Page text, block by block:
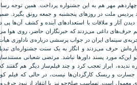
مهر هم به این جشنواره پرداخت. همین توجه
ملت در روزهای پنجشنبه و جمعه رونق بگیرد.
آثار و ملاقات با استعدادهای آینده و کشف آن‌ها پی
داغی می‌زدند که خبرنگاران حاضر، روی هوا
سینمای ایران در جواب پرسشی درباره‌ی ناداوری
حرف می‌زدند و انگار به یک سنت جشنواره‌ای
این‌که مورد پسند داورها نباشد. مرتضی شعبانی
ندیده، ابراز تعجب کرد و چند فیلم‌ساز دیگر هم گفتند
و ریسک کارگردان‌ها نیست، در حالی که فیلم
است. تهماسب صلح‌جو نیز با انتقاد از نبود حرف و